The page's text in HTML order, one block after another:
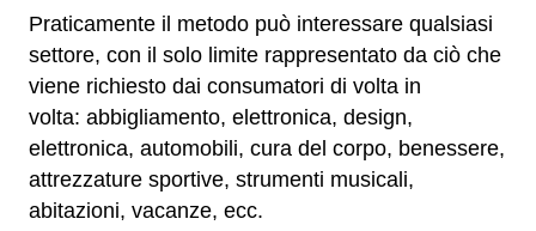
Praticamente il metodo può interessare qualsiasi
settore, con il solo limite rappresentato da ciò che
viene richiesto dai consumatori di volta in
volta: abbigliamento, elettronica, design,
elettronica, automobili, cura del corpo, benessere,
attrezzature sportive, strumenti musicali,
abitazioni, vacanze, ecc.